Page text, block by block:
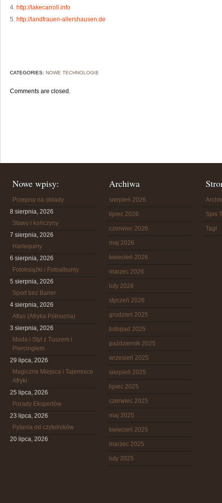
4. http://lakecarroll.info
5. http://landfrauen-allershausen.de
CATEGORIES: NOWE TECHNOLOGIE
Comments are closed.
Nowe wpisy:
Przepisy na obiady
8 sierpnia, 2026
Stawy i kończyny
7 sierpnia, 2026
Harlequiny
6 sierpnia, 2026
Fotoksiążki i Fotoalbumy
5 sierpnia, 2026
Sport bez Barier
4 sierpnia, 2026
Atlas (Afryka Północna)
3 sierpnia, 2026
Moda i Styl z Tuszem i
Piercingiem
29 lipca, 2026
Magiczne Miejsca i Tajemnice
Afryki
25 lipca, 2026
Porady Ekspertów
23 lipca, 2026
Pytania od czytelników
20 lipca, 2026
Archiwa
sierpień 2026
lipiec 2026
czerwiec 2026
maj 2026
kwiecień 2026
marzec 2026
luty 2026
styczeń 2026
grudzień 2025
listopad 2025
październik 2025
wrzesień 2025
sierpień 2025
lipiec 2025
czerwiec 2025
maj 2025
kwiecień 2025
marzec 2025
luty 2025
Spis
Tagi